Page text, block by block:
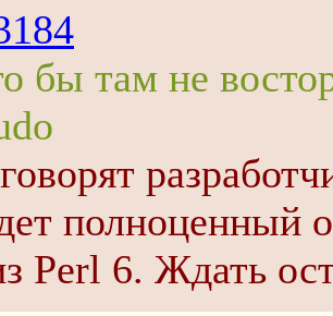
бы там не
полноценный
Perl 6. Ждать